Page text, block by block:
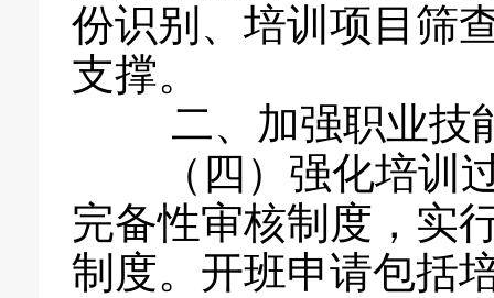
份识别、培训项目筛
支撑。
二、加强职业技能
（四）强化培训过
完备性审核制度，实
制度。开班申请包括